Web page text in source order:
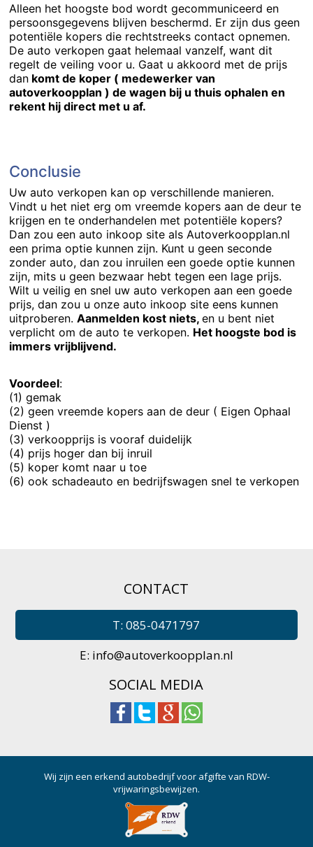
Alleen het hoogste bod wordt gecommuniceerd en
persoonsgegevens blijven beschermd. Er zijn dus geen
potentiële kopers die rechtstreeks contact opnemen.
De auto verkopen gaat helemaal vanzelf, want dit
regelt de veiling voor u. Gaat u akkoord met de prijs
dan komt de koper ( medewerker van
autoverkoopplan ) de wagen bij u thuis ophalen en
rekent hij direct met u af.
Conclusie
Uw auto verkopen kan op verschillende manieren.
Vindt u het niet erg om vreemde kopers aan de deur te
krijgen en te onderhandelen met potentiële kopers?
Dan zou een auto inkoop site als Autoverkoopplan.nl
een prima optie kunnen zijn. Kunt u geen seconde
zonder auto, dan zou inruilen een goede optie kunnen
zijn, mits u geen bezwaar hebt tegen een lage prijs.
Wilt u veilig en snel uw auto verkopen aan een goede
prijs, dan zou u onze auto inkoop site eens kunnen
uitproberen.Aanmelden kost niets,en u bent niet
verplicht om de auto te verkopen. Het hoogste bod is
immers vrijblijvend.
Voordeel:
(1) gemak
(2) geen vreemde kopers aan de deur ( Eigen Ophaal
Dienst )
(3) verkoopprijs is vooraf duidelijk
(4) prijs hoger dan bij inruil
(5) koper komt naar u toe
(6) ook schadeauto en bedrijfswagen snel te verkopen
CONTACT
T: 085-0471797
E: info@autoverkoopplan.nl
SOCIAL MEDIA
Wij zijn een erkend autobedrijf voor afgifte van RDW-
vrijwaringsbewijzen.